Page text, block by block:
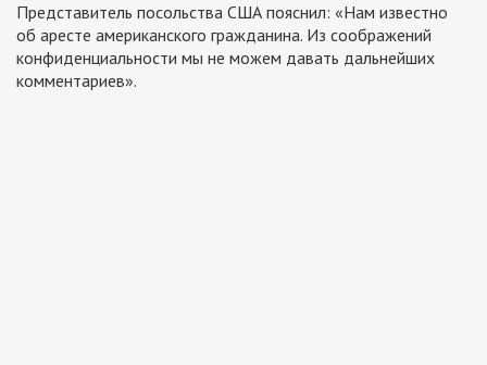
Представитель посольства США пояснил: «Нам известно
об аресте американского гражданина. Из соображений
конфиденциальности мы не можем давать дальнейших
комментариев».